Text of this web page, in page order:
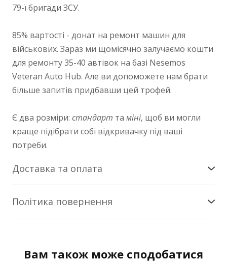
79-ї бригади ЗСУ.
85% вартості - донат на ремонт машин для
військових. Зараз ми щомісячно залучаємо кошти
для ремонту 35-40 автівок на базі Nesemos
Veteran Auto Hub. Але ви допоможете нам брати
більше запитів придбавши цей трофей.
Є два розміри: стандарт та міні, щоб ви могли
краще підібрати собі відкривачку під ваші
потреби.
Доставка та оплата
Здійснюється службою «Нова Пошта». Патчі -
наш кошт.
Політика повернення
повернення та/або заміну товару протягом 14
Вам також може сподобатися